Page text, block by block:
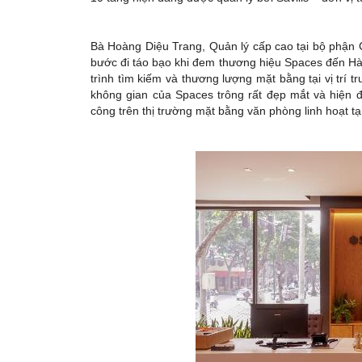
Bà Hoàng Diệu Trang, Quản lý cấp cao tại bộ
bước đi táo bạo khi đem thương hiệu Spaces đến
trình tìm kiếm và thương lượng mặt bằng tại vị trí
không gian của Spaces trông rất đẹp mắt và hiện
công trên thị trường mặt bằng văn phòng linh hoạt